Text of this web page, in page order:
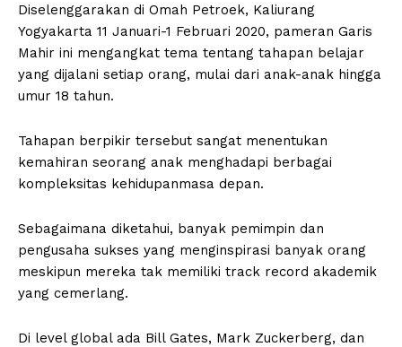
Diselenggarakan di Omah Petroek, Kaliurang
Yogyakarta 11 Januari-1 Februari 2020, pameran Garis
Mahir ini mengangkat tema tentang tahapan belajar
yang dijalani setiap orang, mulai dari anak-anak hingga
umur 18 tahun.
Tahapan berpikir tersebut sangat menentukan
kemahiran seorang anak menghadapi berbagai
kompleksitas kehidupanmasa depan.
Sebagaimana diketahui, banyak pemimpin dan
pengusaha sukses yang menginspirasi banyak orang
meskipun mereka tak memiliki track record akademik
yang cemerlang.
Di level global ada Bill Gates, Mark Zuckerberg, dan